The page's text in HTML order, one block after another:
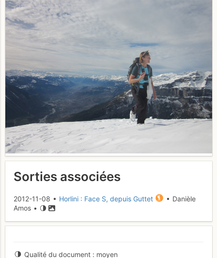
Sorties associées
2012-11-08 • Horlini : Face S, depuis Guttet
• Danièle
Amos •
Qualité du document moyen